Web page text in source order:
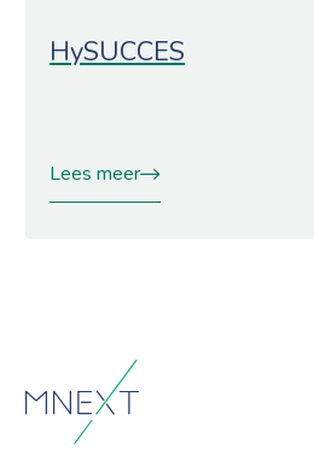
HySUCCES
Lees meer